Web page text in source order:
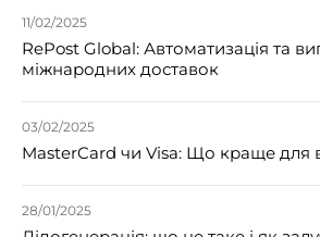
11/02/2025
RePost Global: Автоматизація та
міжнародних доставок
03/02/2025
MasterCard чи Visa: Що краще для
28/01/2025